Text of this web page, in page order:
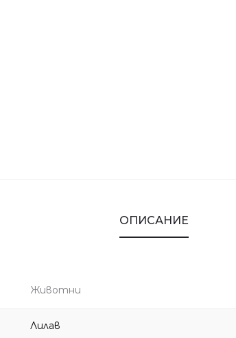
ОПИСАНИЕ
Животни
Лилав